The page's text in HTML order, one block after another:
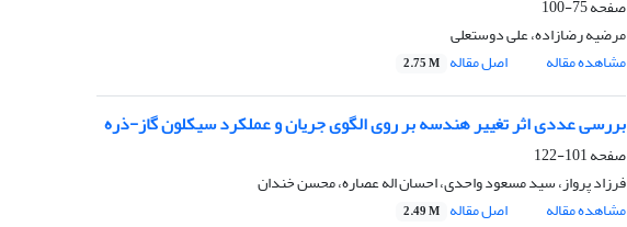
صفحه75-100
مرضیه رضازاده، علی دوستعلی
مشاهده مقاله
اصل مقاله 2.75 M
بررسی عددی اثر تغییر هندسه بر روی الگوی جریان و عملکرد سیکلون گاز-ذره
صفحه101-122
فرزاد پرواز، سید مسعود واحدی، احسان اله عصاره، محسن خندان
مشاهده مقاله
اصل مقاله 2.49 M